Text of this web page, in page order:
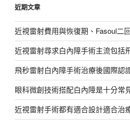
字:
近期文章
近視雷射費用與恢復期、Fasoul二
近視雷射尋求白內障手術主流包括
飛秒雷射白內障手術治療後國際認
眼科微創技術搭配白內障是十分常
近視雷射手術都有適合設計適合治